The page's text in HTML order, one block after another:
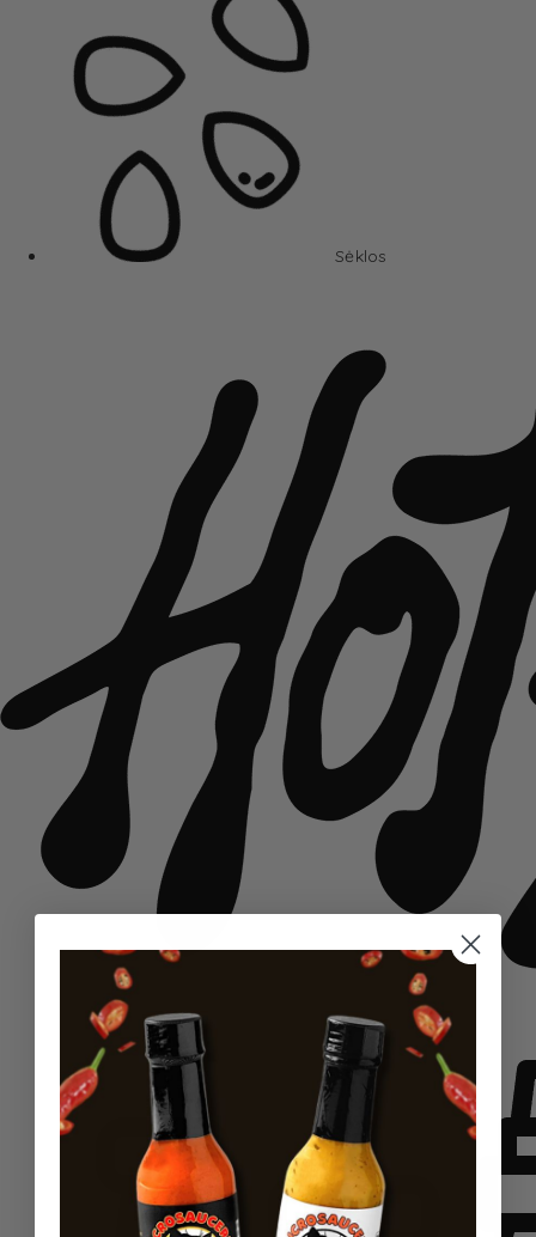
Sėklos